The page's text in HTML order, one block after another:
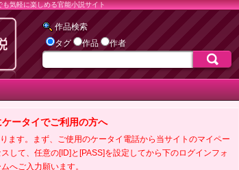
気軽に楽しめる官能小説サイト
作品検索
タグ
作品 作者
ータイでご利用の方へ
ます。まず、ご使用のケータイ電話から当サイトのマイペー
して、任意の[ID]と[PASS]を設定してから下のログインフォ
へご入力願います。